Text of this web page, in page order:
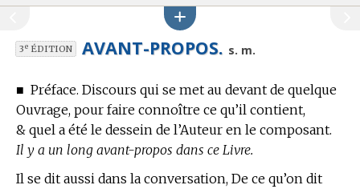
3eÉDITION AVANT-PROPOS. s. m.
■ Préface. Discours qui se met au devant de quelque
Ouvrage, pour faire connoître ce qu’il contient,
& quel a été le dessein de l’Auteur en le composant.
Il y a un long avant-propos dans ce Livre.
Il se dit aussi dans la conversation, De ce qu’on dit